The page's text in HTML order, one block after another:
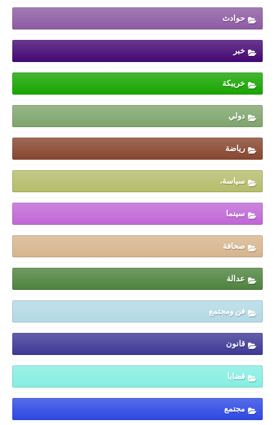
حوادث
خبر
خريبكة
دولي
رياضة
سياسة،
سينما
صحافة
عدالة
فن ومجتمع
قانون
قضايا
مجتمع